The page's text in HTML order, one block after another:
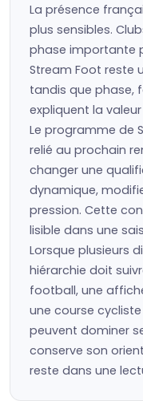
La présence
plus sensibles.
phase importante
Stream Foot reste
tandis que phase,
expliquent la valeur
Le programme de
relié au prochain
changer une
dynamique,
pression. Cette
lisible dans une
Lorsque plusieurs
hiérarchie doit
football, une
une course
peuvent dominer
conserve son
reste dans une